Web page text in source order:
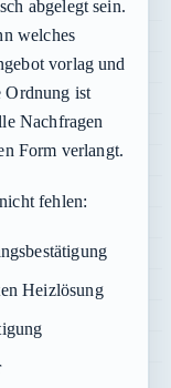
abgelegt sein.
welches
vorlag und
Ordnung ist
Nachfragen
Form verlangt.
fehlen:
Heizlösung